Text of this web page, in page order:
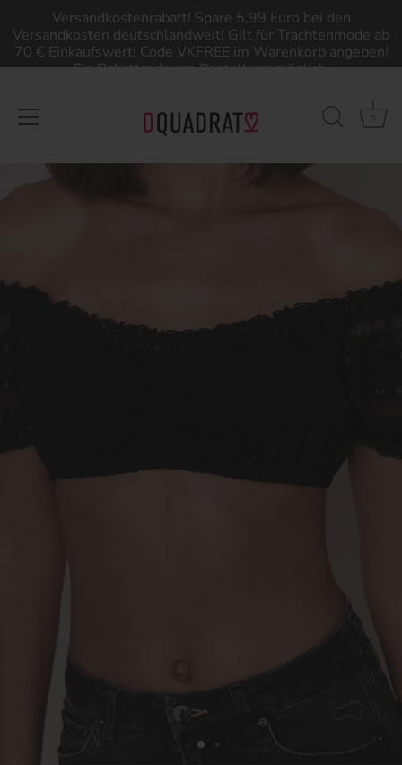
Versandkostenrabatt! Spare 5,99 Euro bei den
Versandkosten deutschlandweit! Gilt für Trachtenmode ab
70 € Einkaufswert! Code VKFREE im Warenkorb angeben!
Ein Rabattcode pro Bestellung möglich.
0